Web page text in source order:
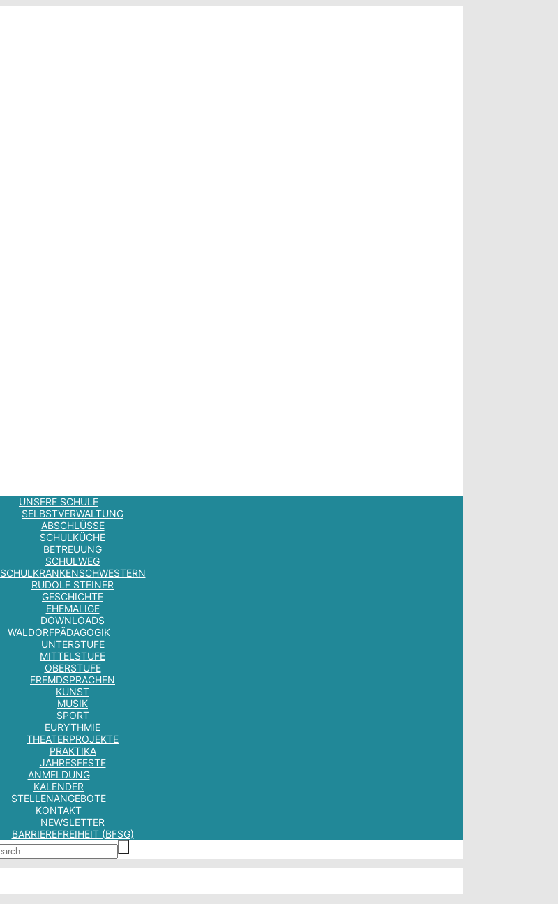
UNSERE SCHULE
SELBSTVERWALTUNG
ABSCHLÜSSE
SCHULKÜCHE
BETREUUNG
SCHULWEG
SCHULKRANKENSCHWESTERN
RUDOLF STEINER
GESCHICHTE
EHEMALIGE
DOWNLOADS
WALDORFPÄDAGOGIK
UNTERSTUFE
MITTELSTUFE
OBERSTUFE
FREMDSPRACHEN
KUNST
MUSIK
SPORT
EURYTHMIE
THEATERPROJEKTE
PRAKTIKA
JAHRESFESTE
ANMELDUNG
KALENDER
STELLENANGEBOTE
KONTAKT
NEWSLETTER
BARRIEREFREIHEIT (BFSG)